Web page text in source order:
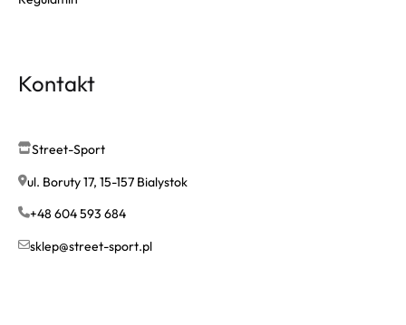
Kontakt
Street-Sport
ul. Boruty 17, 15-157 Bialystok
+48 604 593 684
sklep@street-sport.pl